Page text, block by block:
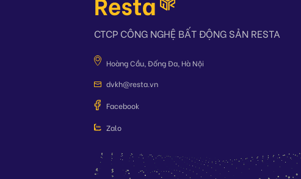
CTCP CÔNG NGHỆ BẤT ĐỘNG SẢN RESTA
Hoàng Cầu, Đống Đa, Hà Nội
dvkh@resta.vn
Facebook
Zalo